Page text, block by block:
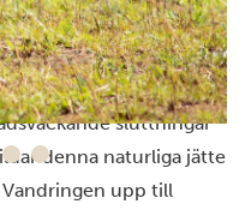
hög inaktiv vulkan
Fängslande toppar,
sluttningar
denna naturliga jätte
upp till